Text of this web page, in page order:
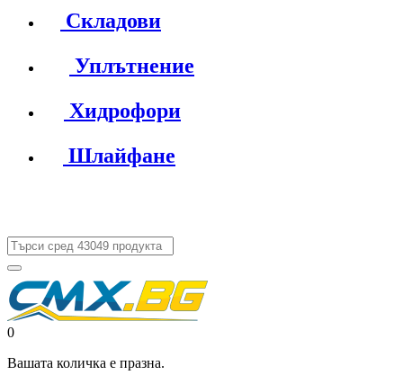
Складови
Уплътнение
Хидрофори
Шлайфане
0
Вашата количка е празна.